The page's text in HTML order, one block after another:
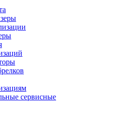
сервисные